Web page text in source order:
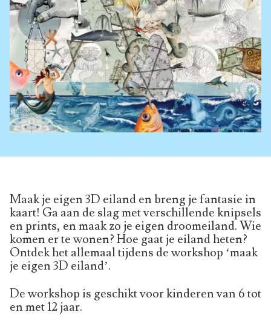
Maak je eigen 3D eiland en breng je fantasie in
kaart! Ga aan de slag met verschillende knipsels
en prints, en maak zo je eigen droomeiland. Wie
komen er te wonen? Hoe gaat je eiland heten?
Ontdek het allemaal tijdens de workshop ‘maak
je eigen 3D eiland’.
De workshop is geschikt voor kinderen van 6 tot
en met 12 jaar.